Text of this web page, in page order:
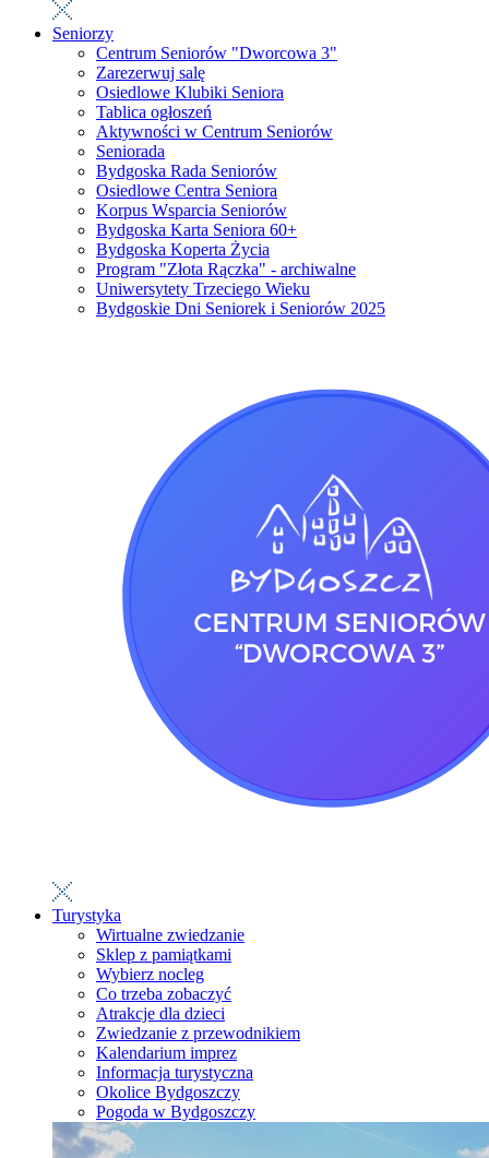
Seniorzy
Centrum Seniorów "Dworcowa 3"
Zarezerwuj salę
Osiedlowe Klubiki Seniora
Tablica ogłoszeń
Aktywności w Centrum Seniorów
Seniorada
Bydgoska Rada Seniorów
Osiedlowe Centra Seniora
Korpus Wsparcia Seniorów
Bydgoska Karta Seniora 60+
Bydgoska Koperta Życia
Program "Złota Rączka" - archiwalne
Uniwersytety Trzeciego Wieku
Bydgoskie Dni Seniorek i Seniorów 2025
Turystyka
Wirtualne zwiedzanie
Sklep z pamiątkami
Wybierz nocleg
Co trzeba zobaczyć
Atrakcje dla dzieci
Zwiedzanie z przewodnikiem
Kalendarium imprez
Informacja turystyczna
Okolice Bydgoszczy
Pogoda w Bydgoszczy